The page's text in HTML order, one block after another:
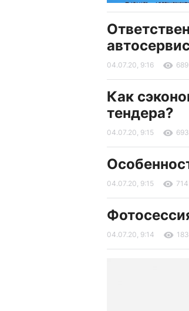
04.07.20, 9:16 689
Как
тендера?
04.07.20, 9:15 693
04.07.20, 9:15 714
04.07.20, 9:14